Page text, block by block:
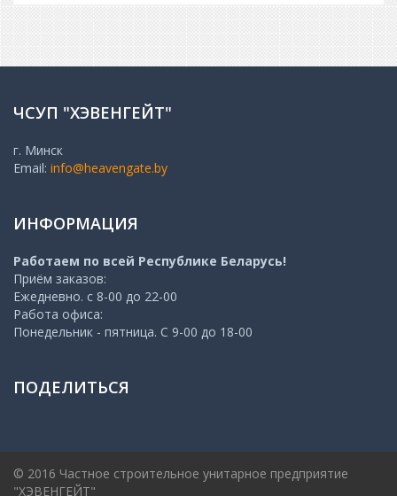
ЧСУП "ХЭВЕНГЕЙТ"
г. Минск
Email: info@heavengate.by
ИНФОРМАЦИЯ
Работаем по всей Республике Беларусь!
Приём заказов:
Ежедневно. с 8-00 до 22-00
Работа офиса:
Понедельник - пятница. С 9-00 до 18-00
ПОДЕЛИТЬСЯ
© 2016 Частное строительное унитарное предприятие
"ХЭВЕНГЕЙТ"